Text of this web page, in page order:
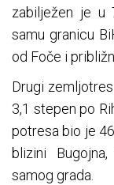
zabilježen je u
samu granicu
od Foče i
Drugi
3,1 stepen po
potresa bio je
blizini
samog grada.